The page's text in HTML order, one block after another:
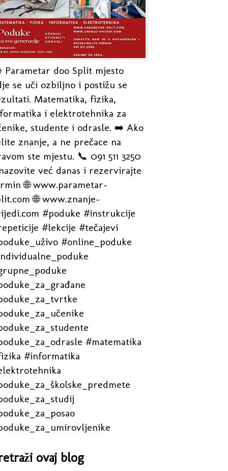
Parametar doo Split mjesto
se uči ozbiljno i postižu se
Matematika, fizika,
i elektrotehnika za
studente i odrasle. ➡️ Ako
znanje, a ne prečace na
ste mjestu. 📞 091 511 3250
već danas i rezervirajte
🌐 www.parametar-
🌐 www.znanje-
#poduke #instrukcije
#lekcije #tečajevi
#online_poduke
#matematika
#informatika
ovaj blog